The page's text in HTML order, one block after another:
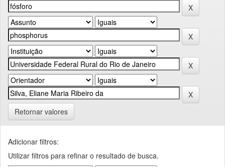
Retornar valores
Adicionar filtros:
Utilizar filtros para refinar o resultado de busca.